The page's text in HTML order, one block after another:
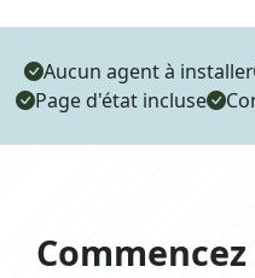
Aucun agent à installer
Page d'état incluse